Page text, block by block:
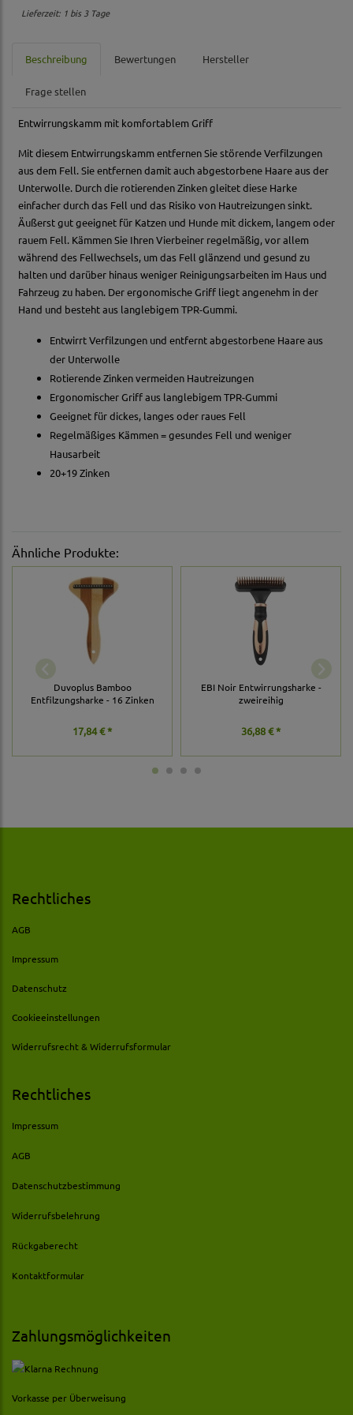
Lieferzeit: 1 bis 3 Tage
Beschreibung Bewertungen Hersteller
Frage stellen
Entwirrungskamm mit komfortablem Griff
Mit diesem Entwirrungskamm entfernen Sie störende Verfilzungen
aus dem Fell. Sie entfernen damit auch abgestorbene Haare aus der
Unterwolle. Durch die rotierenden Zinken gleitet diese Harke
einfacher durch das Fell und das Risiko von Hautreizungen sinkt.
Äußerst gut geeignet für Katzen und Hunde mit dickem, langem oder
rauem Fell. Kämmen Sie Ihren Vierbeiner regelmäßig, vor allem
während des Fellwechsels, um das Fell glänzend und gesund zu
halten und darüber hinaus weniger Reinigungsarbeiten im Haus und
Fahrzeug zu haben. Der ergonomische Griff liegt angenehm in der
Hand und besteht aus langlebigem TPR-Gummi.
Entwirrt Verfilzungen und entfernt abgestorbene Haare aus
der Unterwolle
Rotierende Zinken vermeiden Hautreizungen
Ergonomischer Griff aus langlebigem TPR-Gummi
Geeignet für dickes, langes oder raues Fell
Regelmäßiges Kämmen = gesundes Fell und weniger
Hausarbeit
20+19 Zinken
Ähnliche Produkte:
Duvoplus Bamboo
Entfilzungsharke - 16 Zinken
17,84 € *
EBI Noir Entwirrungsharke -
zweireihig
36,88 € *
Rechtliches
AGB
Impressum
Datenschutz
Cookieeinstellungen
Widerrufsrecht & Widerrufsformular
Rechtliches
Impressum
AGB
Datenschutzbestimmung
Widerrufsbelehrung
Rückgaberecht
Kontaktformular
Zahlungsmöglichkeiten
Vorkasse per Überweisung